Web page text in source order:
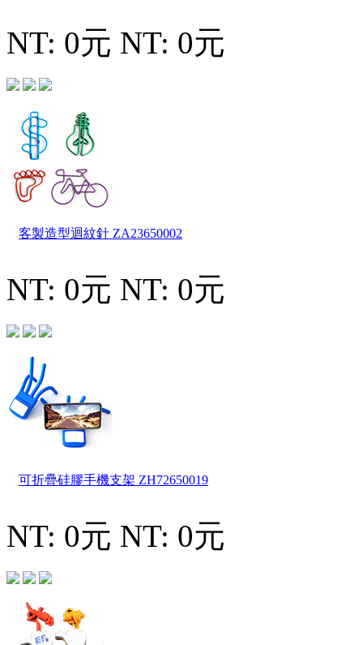
NT: 0元 NT: 0元
客製造型迴紋針 ZA23650002
NT: 0元 NT: 0元
可折疊硅膠手機支架 ZH72650019
NT: 0元 NT: 0元